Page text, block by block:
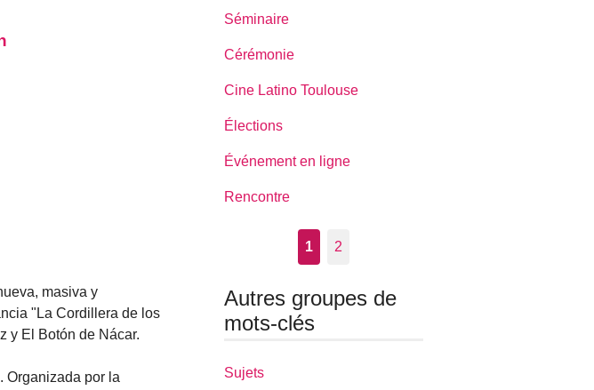
masiva y
"La Cordillera de los
y El Botón de Nácar.
Organizada por la
Séminaire
Cérémonie
Cine Latino Toulouse
Élections
Événement en ligne
Rencontre
1 2
Autres groupes de
mots-clés
Sujets